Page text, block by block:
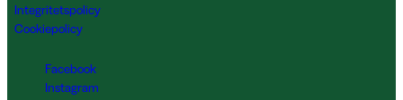
Integritetspolicy
Cookiepolicy
Facebook
Instagram